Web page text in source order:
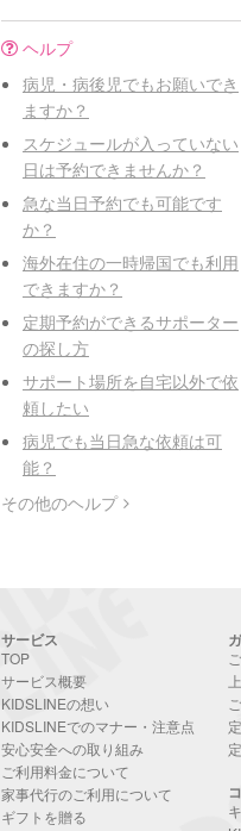
ヘルプ
病児・病後児でもお願いでき
ますか？
スケジュールが入っていない
日は予約できませんか？
急な当日予約でも可能です
か？
海外在住の一時帰国でも利用
できますか？
定期予約ができるサポーター
の探し方
サポート場所を自宅以外で依
頼したい
病児でも当日急な依頼は可
能？
その他のヘルプ
サービス
TOP
サービス概要
KIDSLINEの想い
KIDSLINEでのマナー・注意点
安心安全への取り組み
ご利用料金について
家事代行のご利用について
ギフトを贈る